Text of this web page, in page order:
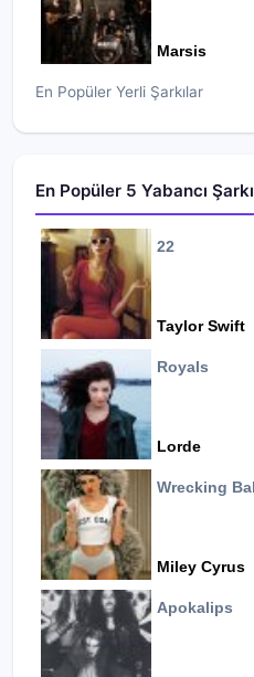
Marsis
En Popüler Yerli Şarkılar
En Popüler 5 Yabancı Şarkı
22
Taylor Swift
Royals
Lorde
Wrecking Ball
Miley Cyrus
Apokalips